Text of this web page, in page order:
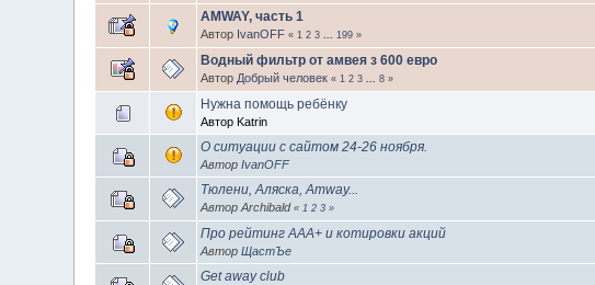
AMWAY, часть 1
Автор IvanOFF « 1 2 3 199 »
Водный фильтр от амвея з 600 евро
Автор Добрый человек « 1 2 3 ...8 »
Нужна помощь ребёнку
Автор Katrin
О ситуации с сайтом 24-26 ноября.
АвторIvanOFF
Тюлени, Аляска, Amway...
Автор Archibald« 1 2 3 »
Про рейтинг ААА+ и котировки акций
АвторЩастЪе
Get away club